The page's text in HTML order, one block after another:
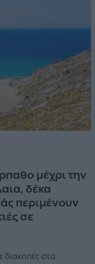
μέχρι την
δέκα
περιμένουν
σε
διακοπές στα